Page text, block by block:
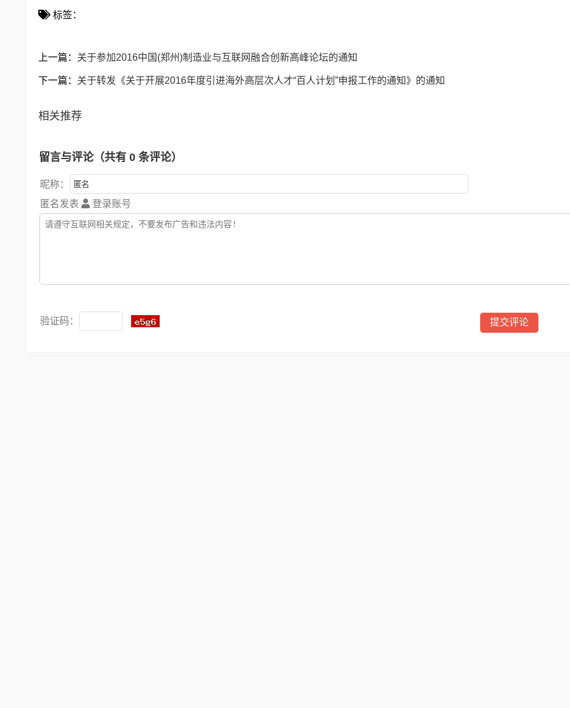
标签：
上一篇： 关于参加2016中国(郑州)制造业与互联网融合创新高峰论坛的通知
下一篇： 关于转发《关于开展2016年度引进海外高层次人才“百人计划”申报工作的通知》的通知
相关推荐
留言与评论（共有 0 条评论）
昵称：
匿名发表
登录账号
验证码：